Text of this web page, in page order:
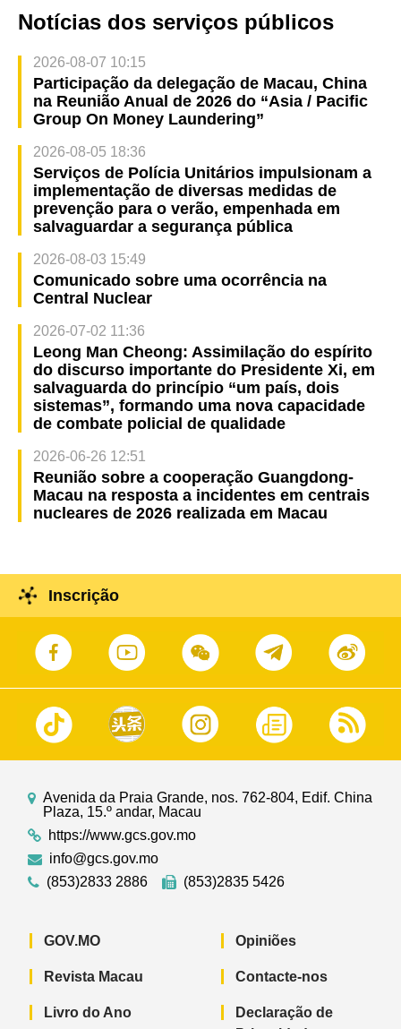
Notícias dos serviços públicos
2026-08-07 10:15
Participação da delegação de Macau, China
na Reunião Anual de 2026 do “Asia / Pacific
Group On Money Laundering”
2026-08-05 18:36
Serviços de Polícia Unitários impulsionam a
implementação de diversas medidas de
prevenção para o verão, empenhada em
salvaguardar a segurança pública
2026-08-03 15:49
Comunicado sobre uma ocorrência na
Central Nuclear
2026-07-02 11:36
Leong Man Cheong: Assimilação do espírito
do discurso importante do Presidente Xi, em
salvaguarda do princípio “um país, dois
sistemas”, formando uma nova capacidade
de combate policial de qualidade
2026-06-26 12:51
Reunião sobre a cooperação Guangdong-
Macau na resposta a incidentes em centrais
nucleares de 2026 realizada em Macau
Inscrição
Avenida da Praia Grande, nos. 762-804, Edif. China
Plaza, 15.º andar, Macau
https://www.gcs.gov.mo
info@gcs.gov.mo
(853)2833 2886
(853)2835 5426
GOV.MO
Revista Macau
Livro do Ano
Opiniões
Contacte-nos
Declaração de